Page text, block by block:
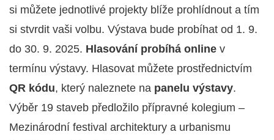
si můžete jednotlivé projekty blíže prohlídnout a tím
si stvrdit vaši volbu. Výstava bude probíhat od 1. 9.
do 30. 9. 2025. Hlasování probíhá online v
termínu výstavy. Hlasovat můžete prostřednictvím
QR kódu, který naleznete na panelu výstavy.
Výběr 19 staveb předložilo přípravné kolegium –
Mezinárodní festival architektury a urbanismu